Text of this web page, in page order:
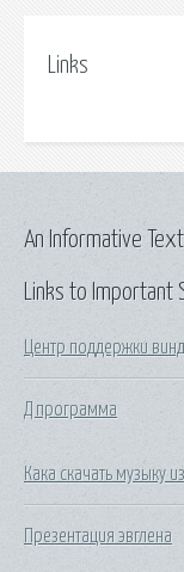
Links
Links to Important
Центр поддержки
Д программа
Кака скачать музыку
Презентация эвглена
An Informative